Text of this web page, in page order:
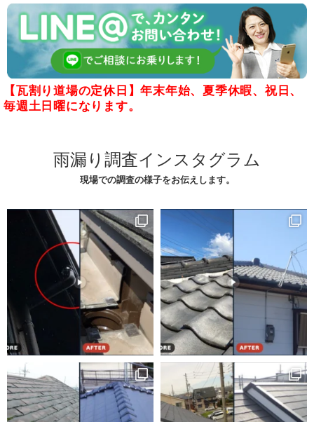
【瓦割り道場の定休日】年末年始、夏季休暇、祝日、
毎週土日曜になります。
雨漏り調査インスタグラム
現場での調査の様子をお伝えします。